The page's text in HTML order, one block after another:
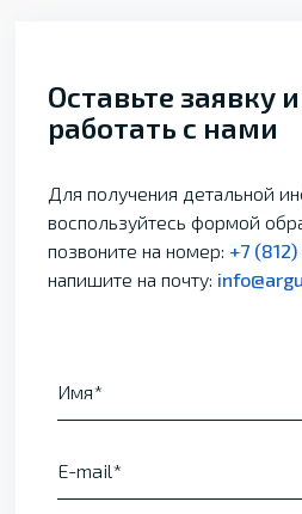
Оставьте заявку
работать с нами
Для получения детальной
воспользуйтесь формой
позвоните на номер: +7 (812)
напишите на почту:
Имя
E-mail